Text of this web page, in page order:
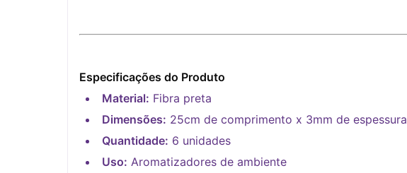
Especificações do Produto
Material: Fibra preta
Dimensões: 25cm de comprimento x 3mm de espessura
Quantidade: 6 unidades
Uso: Aromatizadores de ambiente